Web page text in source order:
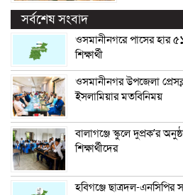
সর্বশেষ সংবাদ
ওসমানীনগরে পাসের হার
শিক্ষার্থী
ওসমানীনগর উপজেলা
ইসলামিয়ার মতবিনিময়
বালাগঞ্জে স্কুলে দুপ্রক’র
শিক্ষার্থীদের
হবিগঞ্জে ছাত্রদল-এনসিপির